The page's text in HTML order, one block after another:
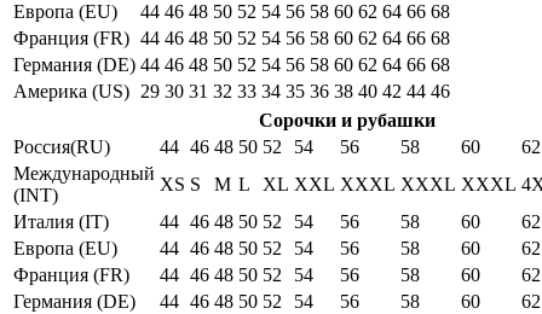
Европа (EU)
44 46 48 50 52 54 56 58 60 62 64 66 68
Франция (FR) 44 46 48 50 52 54 56 58 60 62 64 66 68
Германия (DE) 44 46 48 50 52 54 56 58 60 62 64 66 68
Америка (US) 29 30 31 32 33 34 35 36 38 40 42 44 46
Сорочки и рубашки
Россия(RU)
44 46 48 50 52 54 56 58 60
62
Международный
(INT)
XS S M L XL XXL XXXL XXXL XXXL
Италия (IT)
44 46 48 50 52 54 56 58 60
62
Европа (EU)
44 46 48 50 52 54 56 58 60
62
Франция (FR)
44 46 48 50 52 54 56 58 60
62
Германия (DE)
44 46 48 50 52 54 56 58 60
62